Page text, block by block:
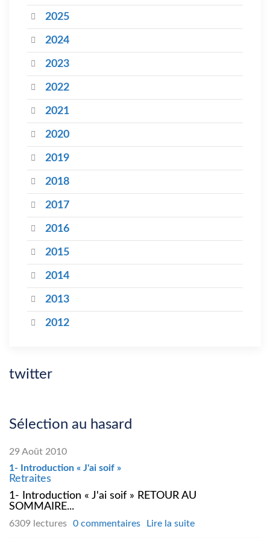
2025
2024
2023
2022
2021
2020
2019
2018
2017
2016
2015
2014
2013
2012
twitter
Sélection au hasard
29 Août 2010
1- Introduction « J'ai soif »
Retraites
1- Introduction « J'ai soif » RETOUR AU
SOMMAIRE...
6309 lectures 0 commentaires Lire la suite